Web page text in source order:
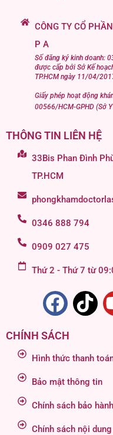
CÔNG TY CỔ
P A
Số đăng ký kinh doanh:
được cấp bởi Sở Kế
TP.HCM ngày 11/04/
Giấy phép hoạt động
00566/HCM-GPHD (Sở Y
THÔNG TIN LIÊN HỆ
33Bis Phan Đình
TP.HCM
0346 888 794
0909 027 475
Thứ 2 - Thứ 7 từ
CHÍNH SÁCH
Hình thức thanh
Bảo mật thông tin
Chính sách bảo hành
Chính sách nội dung